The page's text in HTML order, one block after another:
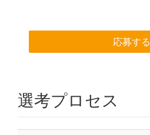
応募する
選考プロセス